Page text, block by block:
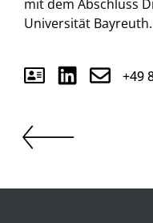
mit dem Abschluss
Universität Bayreuth.
+49